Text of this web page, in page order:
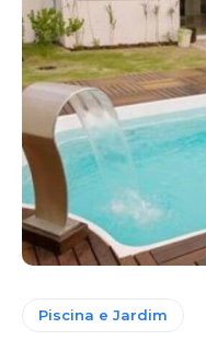
Piscina e Jardim